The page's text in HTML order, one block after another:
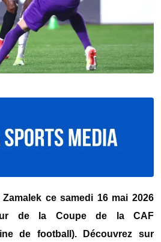
Zamalek ce samedi 16 mai 2026
de la Coupe de la CAF
de football). Découvrez sur